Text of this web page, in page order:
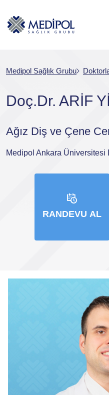
Medipol Sağlık Grubu
Doç.Dr. ARİF
Ağız Diş ve Çene
Medipol Ankara Üniversitesi
RANDEVU AL